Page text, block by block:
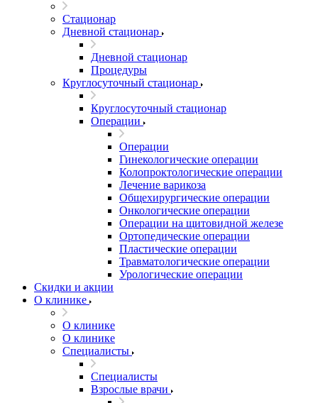
Стационар
Дневной стационар
Дневной стационар
Процедуры
Круглосуточный стационар
Круглосуточный стационар
Операции
Операции
Гинекологические операции
Колопроктологические операции
Лечение варикоза
Общехирургические операции
Онкологические операции
Операции на щитовидной железе
Ортопедические операции
Пластические операции
Травматологические операции
Урологические операции
Скидки и акции
О клинике
О клинике
О клинике
Специалисты
Специалисты
Взрослые врачи